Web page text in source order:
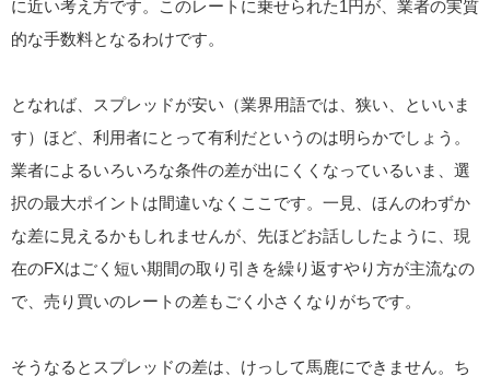
に近い考え方です。このレートに乗せられた1円が、業者の実質
的な手数料となるわけです。
となれば、スプレッドが安い（業界用語では、狭い、といいま
す）ほど、利用者にとって有利だというのは明らかでしょう。
業者によるいろいろな条件の差が出にくくなっているいま、選
択の最大ポイントは間違いなくここです。一見、ほんのわずか
な差に見えるかもしれませんが、先ほどお話ししたように、現
在のFXはごく短い期間の取り引きを繰り返すやり方が主流なの
で、売り買いのレートの差もごく小さくなりがちです。
そうなるとスプレッドの差は、けっして馬鹿にできません。ち